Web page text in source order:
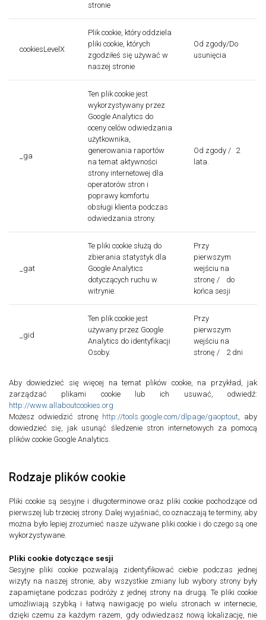
stronie
cookiesLevelX
Plik cookie, który oddziela
pliki cookie, których
zgodziłeś się używać w
naszej stronie
Od zgody/Do
usunięcia
_ga
Ten plik cookie jest
wykorzystywany przez
Google Analytics do
oceny celów odwiedzania
użytkownika,
generowania raportów
na temat aktywności
strony internetowej dla
operatorów stron i
poprawy komfortu
obsługi klienta podczas
odwiedzania strony.
Od zgody / 2
lata.
_gat
Te pliki cookie służą do
zbierania statystyk dla
Google Analytics
dotyczących ruchu w
witrynie.
Przy
pierwszym
wejściu na
stronę / do
końca sesji
_gid
Ten plik cookie jest
używany przez Google
Analytics do identyfikacji
Osoby.
Przy
pierwszym
wejściu na
stronę / 2 dni
Aby dowiedzieć się więcej na temat plików cookie, na przykład, jak
zarządzać plikami cookie lub ich usuwać, odwiedź:
http://www.allaboutcookies.org
Możesz odwiedzić stronę http://tools.google.com/dlpage/gaoptout, aby
dowiedzieć się, jak usunąć śledzenie stron internetowych za pomocą
plików cookie Google Analytics.
Rodzaje plików cookie
Pliki cookie są sesyjne i długoterminowe oraz pliki cookie pochodzące od
pierwszej lub trzeciej strony. Dalej wyjaśniać, co oznaczają te terminy, aby
można było lepiej zrozumieć nasze używane pliki cookie i do czego są one
wykorzystywane.
Pliki cookie dotyczące sesji
Sesyjne pliki cookie pozwalają zidentyfikować ciebie podczas jednej
wizyty na naszej stronie, aby wszystkie zmiany lub wybory strony były
zapamiętane podczas podróży z jednej strony na drugą. Te pliki cookie
umożliwiają szybką i łatwą nawigację po wielu stronach w internecie,
dzięki czemu za każdym razem, gdy odwiedzasz nową lokalizację, nie